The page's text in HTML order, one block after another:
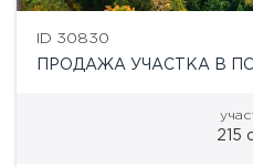
ID 30830
ПРОДАЖА УЧАСТКА В
215